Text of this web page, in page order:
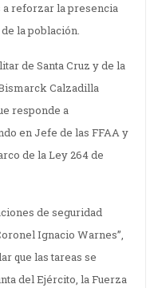
a reforzar la presencia
la población.
de Santa Cruz y de la
Calzadilla
responde a
en Jefe de las FFAA y
de la Ley 264 de
de seguridad
Ignacio Warnes”,
que las tareas se
del Ejército, la Fuerza